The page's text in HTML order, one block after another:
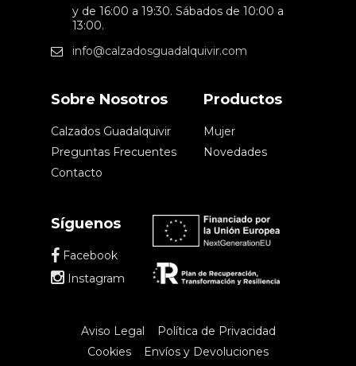
y de 16:00 a 19:30. Sábados de 10:00 a
13:00.
info@calzadosguadalquivir.com
Sobre Nosotros
Calzados Guadalquivir
Preguntas Frecuentes
Contacto
Productos
Mujer
Novedades
Síguenos
Facebook
Instagram
Aviso Legal
Política de Privacidad
Cookies
Envíos y Devoluciones